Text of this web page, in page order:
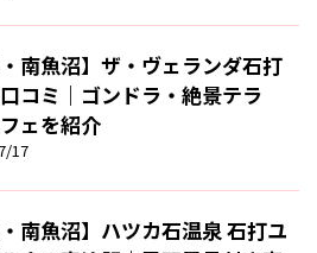
・南魚沼】ザ・ヴェランダ石打
コミ｜ゴンドラ・絶景テラ
ェを紹介
17
・南魚沼】ハツカ石温泉 石打ユ